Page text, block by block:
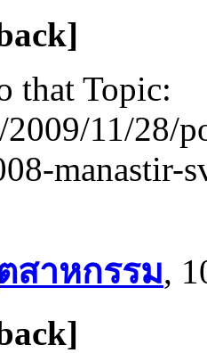
Topic:
11/28/
manastir-
สาหกรรม,